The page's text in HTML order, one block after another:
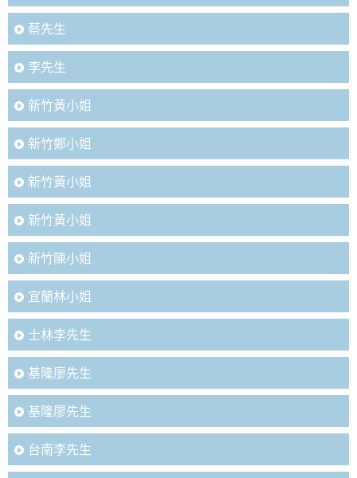
蔡先生
李先生
新竹黃小姐
新竹鄭小姐
新竹黃小姐
新竹黃小姐
新竹陳小姐
宜蘭林小姐
士林李先生
基隆廖先生
基隆廖先生
台南李先生